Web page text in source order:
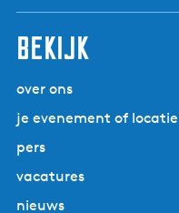
Bekijk
over ons
je evenement of
pers
vacatures
nieuws